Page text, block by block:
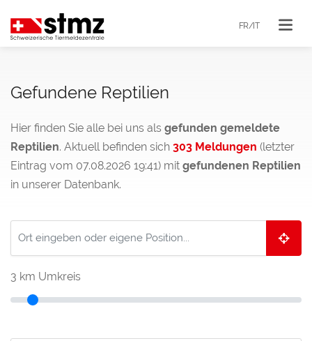
FR/IT
Gefundene Reptilien
Hier finden Sie alle bei uns als gefunden gemeldete
Reptilien. Aktuell befinden sich 303 Meldungen (letzter
Eintrag vom 07.08.2026 19:41) mit gefundenen Reptilien
in unserer Datenbank.
3 km Umkreis